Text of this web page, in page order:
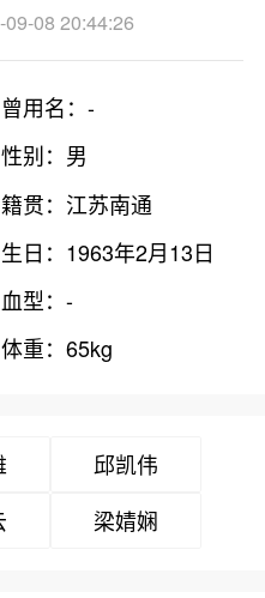
08 20:44:26
曾用名：-
性别：男
籍贯：江苏南通
生日：1963年2月13日
血型：-
体重：65kg
邱凯伟
梁婧娴